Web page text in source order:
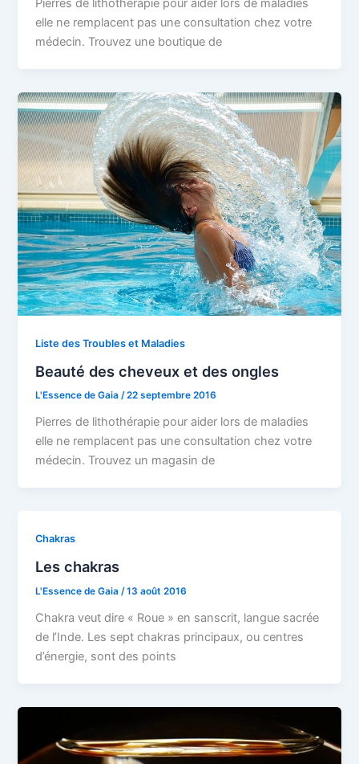
Pierres de lithothérapie pour aider lors de maladies
elle ne remplacent pas une consultation chez votre
médecin. Trouvez une boutique de
Liste des Troubles et Maladies
Beauté des cheveux et des ongles
L'Essence de Gaia/22 septembre 2016
Pierres de lithothérapie pour aider lors de maladies
elle ne remplacent pas une consultation chez votre
médecin. Trouvez un magasin de
Chakras
Les chakras
L'Essence de Gaia/13 août 2016
Chakra veut dire « Roue » en sanscrit, langue sacrée
de l’Inde. Les sept chakras principaux, ou centres
d’énergie, sont des points